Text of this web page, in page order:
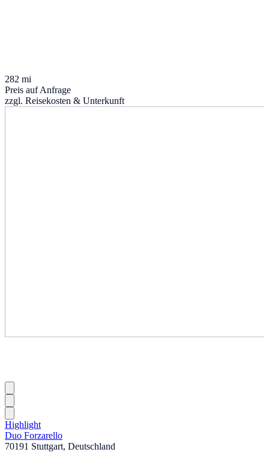
282 mi
Preis auf Anfrage
zzgl. Reisekosten & Unterkunft
Highlight
Duo Forzarello
70191 Stuttgart, Deutschland